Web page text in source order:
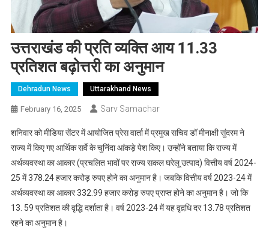
उत्तराखंड की प्रति व्यक्ति आय 11.33
प्रतिशत बढ़ोत्तरी का अनुमान
Dehradun News Uttarakhand News
February 16, 2025 Sarv Samachar
शनिवार को मीडिया सेंटर में आयोजित प्रेस वार्ता में प्रमुख सचिव डॉ मीनाक्षी सुंदरम ने
राज्य में किए गए आर्थिक सर्वे के चुनिंदा आंकड़े पेश किए। उन्होंने बताया कि राज्य में
अर्थव्यवस्था का आकार (प्रचलित भावों पर राज्य सकल घरेलू उत्पाद) वित्तीय वर्ष 2024-
25 में 378.24 हजार करोड़ रुपए होने का अनुमान है। जबकि वित्तीय वर्ष 2023-24 में
अर्थव्यवस्था का आकार 332.99 हजार करोड़ रुपए प्राप्त होने का अनुमान है। जो कि
13. 59 प्रतिशत की वृद्धि दर्शाता है। वर्ष 2023-24 में यह वृद़धि दर 13.78 प्रतिशत
रहने का अनुमान है।